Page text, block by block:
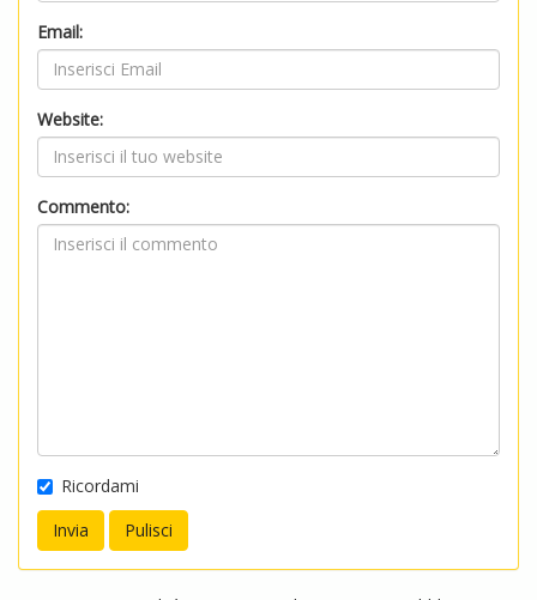
Email:
Website:
Commento:
Ricordami